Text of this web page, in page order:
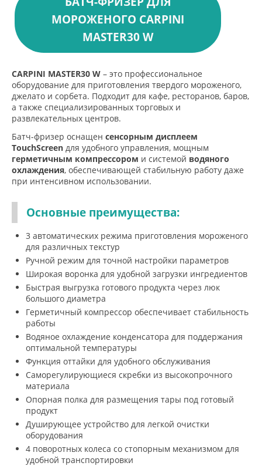
МОРОЖЕНОГО CARPINI
MASTER30 W
CARPINI MASTER30 W – это профессиональное
оборудование для приготовления твердого мороженого,
джелато и сорбета. Подходит для кафе, ресторанов, баров,
а также специализированных торговых и
развлекательных центров.
Батч-фризер оснащен сенсорным дисплеем
TouchScreen для удобного управления, мощным
герметичным компрессором и системой водяного
охлаждения, обеспечивающей стабильную работу даже
при интенсивном использовании.
Основные преимущества:
3 автоматических режима приготовления мороженого
для различных текстур
Ручной режим для точной настройки параметров
Широкая воронка для удобной загрузки ингредиентов
Быстрая выгрузка готового продукта через люк
большого диаметра
Герметичный компрессор обеспечивает стабильность
работы
Водяное охлаждение конденсатора для поддержания
оптимальной температуры
Функция оттайки для удобного обслуживания
Саморегулирующиеся скребки из высокопрочного
материала
Опорная полка для размещения тары под готовый
продукт
Душирующее устройство для легкой очистки
оборудования
4 поворотных колеса со стопорным механизмом для
удобной транспортировки